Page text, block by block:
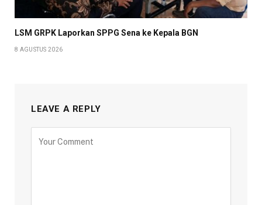
LSM GRPK Laporkan SPPG Sena ke Kepala BGN
8 AGUSTUS 2026
LEAVE A REPLY